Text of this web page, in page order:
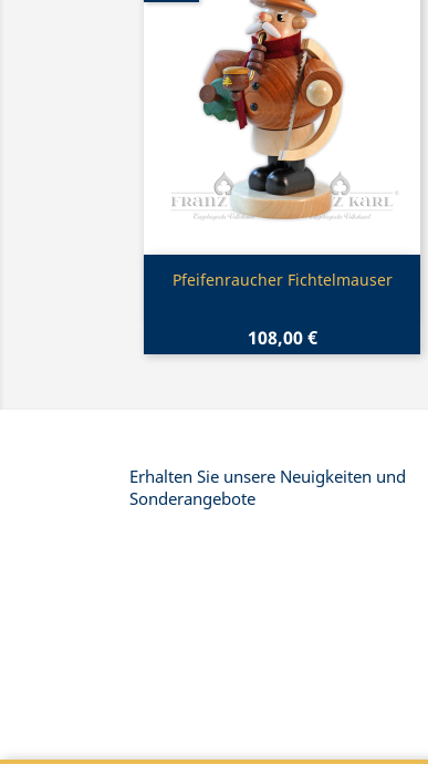
Vorschau
Pfeifenraucher Fichtelmauser
108,00 €
Erhalten Sie unsere Neuigkeiten und
Sonderangebote